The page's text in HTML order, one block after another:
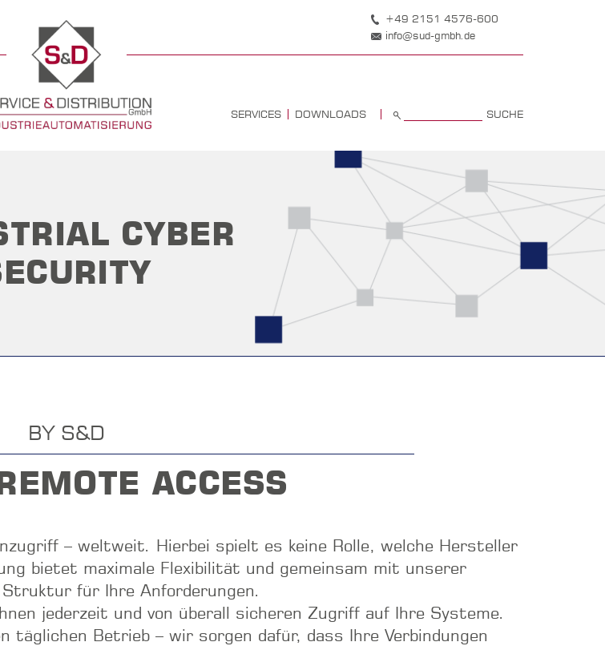
+49 2151 4576-600
info@sud-gmbh.de
SERVICES DOWNLOADS SUCHE
CYBER
BY S&D
ACCESS
– weltweit. Hierbei spielt es keine Rolle, welche Hersteller
bietet maximale Flexibilität und gemeinsam mit unserer
für Ihre Anforderungen.
jederzeit und von überall sicheren Zugriff auf Ihre Systeme.
täglichen Betrieb – wir sorgen dafür, dass Ihre Verbindungen